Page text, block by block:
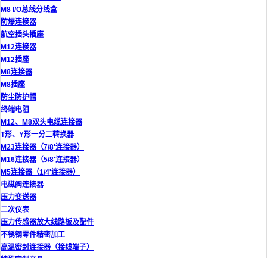
M8 I/O总线分线盒
防爆连接器
航空插头插座
M12连接器
M12插座
M8连接器
M8插座
防尘防护帽
终端电阻
M12、M8双头电缆连接器
T形、Y形一分二转换器
M23连接器（7/8'连接器）
M16连接器（5/8'连接器）
M5连接器（1/4'连接器）
电磁阀连接器
压力变送器
二次仪表
压力传感器放大线路板及配件
不锈钢零件精密加工
高温密封连接器（接线端子）